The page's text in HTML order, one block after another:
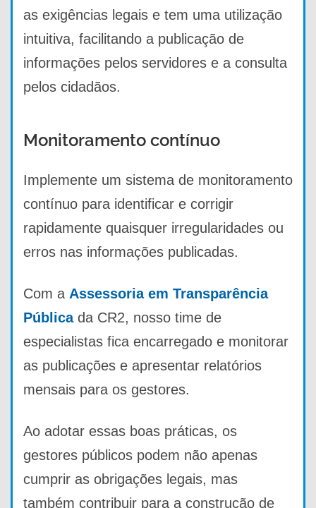
as exigências legais e tem uma utilização
intuitiva, facilitando a publicação de
informações pelos servidores e a consulta
pelos cidadãos.
Monitoramento contínuo
Implemente um sistema de monitoramento
contínuo para identificar e corrigir
rapidamente quaisquer irregularidades ou
erros nas informações publicadas.
Com a Assessoria em Transparência
Públicada CR2, nosso time de
especialistas fica encarregado e monitorar
as publicações e apresentar relatórios
mensais para os gestores.
Ao adotar essas boas práticas, os
gestores públicos podem não apenas
cumprir as obrigações legais, mas
também contribuir para a construção de